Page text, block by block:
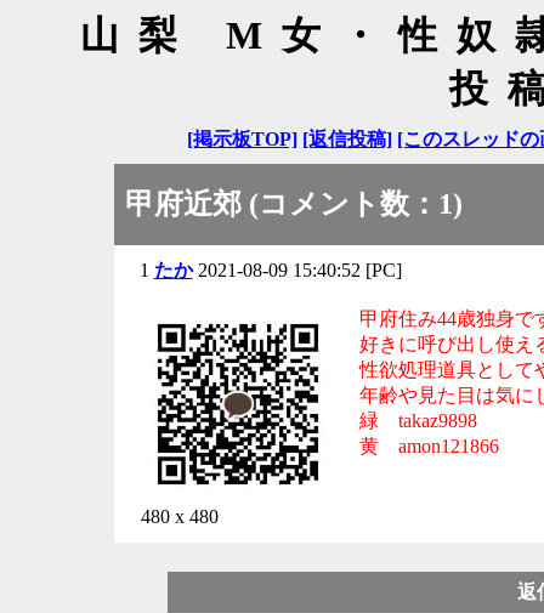
山梨 M女・性奴
投
[掲示板TOP] [返信投稿] [このスレッド
甲府近郊 (コメント数：1)
1 たか2021-08-09 15:40:52 [PC]
480 x 480
甲府住み44歳独身で
好きに呼び出し使え
性欲処理道具として
年齢や見た目は気に
緑 takaz9898
黄 amon121866
返